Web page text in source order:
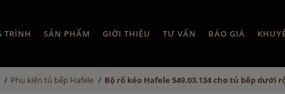
TRÌNH SẢN PHẨM GIỚI THIỆU TƯ VẤN BÁO GIÁ
/ Phụ kiện tủ bếp Hafele / Bộ rổ kéo Hafele 549.03.134 cho tủ bếp dưới